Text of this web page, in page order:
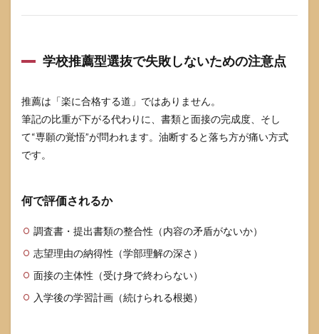
学校推薦型選抜で失敗しないための注意点
推薦は「楽に合格する道」ではありません。
筆記の比重が下がる代わりに、書類と面接の完成度、そし
て“専願の覚悟”が問われます。油断すると落ち方が痛い方式
です。
何で評価されるか
調査書・提出書類の整合性（内容の矛盾がないか）
志望理由の納得性（学部理解の深さ）
面接の主体性（受け身で終わらない）
入学後の学習計画（続けられる根拠）